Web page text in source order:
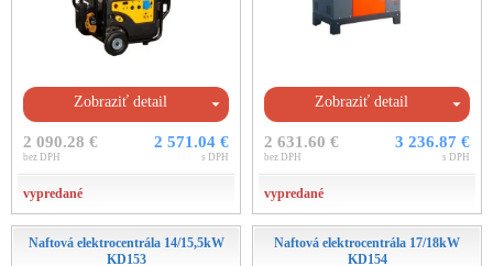
Zobraziť detail
2 090.28 €
bez DPH
2 571.04 €
s DPH
vypredané
Zobraziť detail
2 631.60 €
bez DPH
3 236.87 €
s DPH
vypredané
Naftová elektrocentrála 14/15,5kW
KD153
Naftová elektrocentrála 17/18kW
KD154